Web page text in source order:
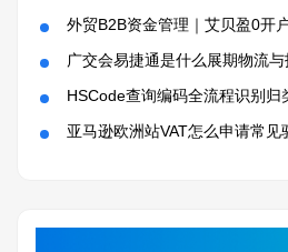
外贸B2B资金管理｜艾贝盈0开
广交会易捷通是什么展期物流
HSCode查询编码全流程识别归
亚马逊欧洲站VAT怎么申请常